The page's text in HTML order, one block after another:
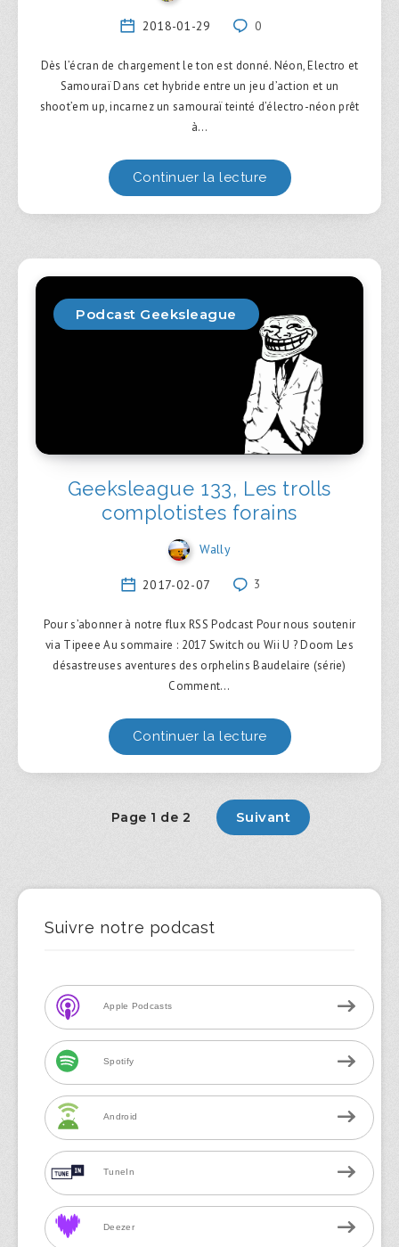
2018-01-29 0
Dès l’écran de chargement le ton est donné. Néon, Electro et
Samouraï Dans cet hybride entre un jeu d’action et un
shoot’em up, incarnez un samouraï teinté d’électro-néon prêt
à…
Continuer la lecture
Podcast Geeksleague
Geeksleague 133, Les trolls
complotistes forains
Wally
2017-02-07 3
Pour s’abonner à notre flux RSS Podcast Pour nous soutenir
via Tipeee Au sommaire : 2017 Switch ou Wii U ? Doom Les
désastreuses aventures des orphelins Baudelaire (série)
Comment…
Continuer la lecture
Page 1 de 2 Suivant
Suivre notre podcast
Apple Podcasts
Spotify
Android
TuneIn
Deezer